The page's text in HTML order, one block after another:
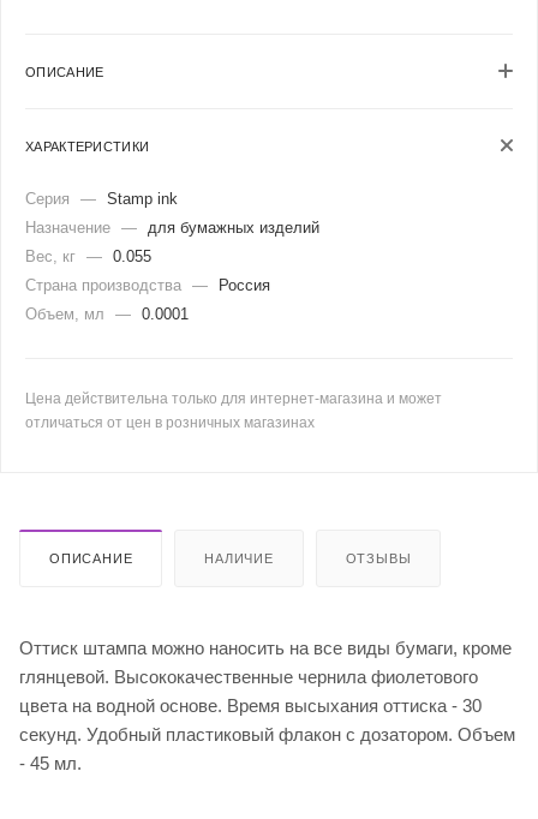
ОПИСАНИЕ
ХАРАКТЕРИСТИКИ
Серия — Stamp ink
Назначение —
для бумажных изделий
Вес, кг — 0.055
Страна производства —
Россия
Объем, мл
— 0.0001
Цена действительна только для интернет-магазина и может
отличаться от цен в розничных магазинах
ОПИСАНИЕ НАЛИЧИЕ ОТЗЫВЫ
Оттиск штампа можно наносить на все виды бумаги, кроме
глянцевой. Высококачественные чернила фиолетового
цвета на водной основе. Время высыхания оттиска - 30
секунд. Удобный пластиковый флакон с дозатором. Объем
- 45 мл.